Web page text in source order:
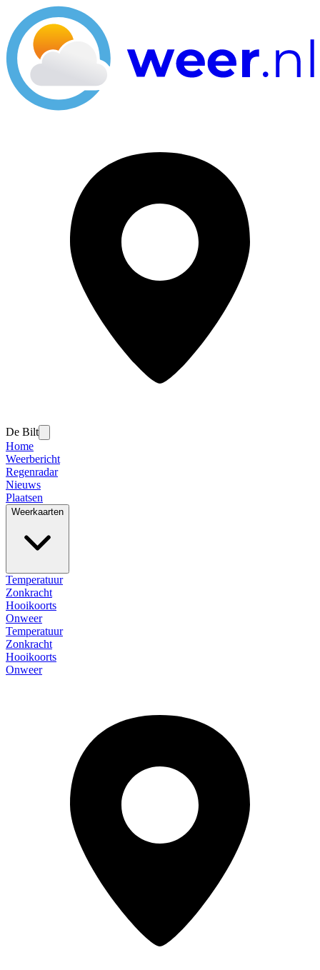
De Bilt
Home
Weerbericht
Regenradar
Nieuws
Plaatsen
Weerkaarten
Temperatuur
Zonkracht
Hooikoorts
Onweer
Temperatuur
Zonkracht
Hooikoorts
Onweer